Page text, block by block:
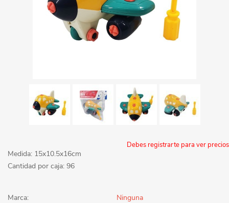
Debes registrarte para ver precios
Medida: 15x10.5x16cm
Cantidad por caja: 96
Marca: Ninguna